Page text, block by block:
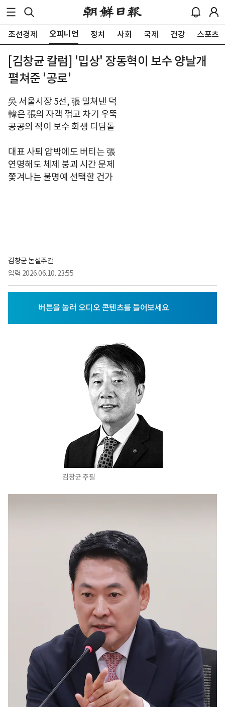
조선경제 오피니언 정치 사회 국제 건강 스포츠
[김창균 칼럼] '밉상' 장동혁이 보수 양날개
펼쳐준 '공로'
吳 서울시장 5선, 張 밀쳐낸 덕
韓은 張의 자객 꺾고 차기 우뚝
공공의 적이 보수 회생 디딤돌
대표 사퇴 압박에도 버티는 張
연명해도 체제 붕괴 시간 문제
쫓겨나는 불명예 선택할 건가
김창균 논설주간
입력 2026.06.10. 23:55
김창균 주필